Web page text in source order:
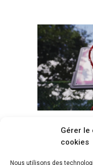
Gérer le
cookies
Nous utilisons des
Voir